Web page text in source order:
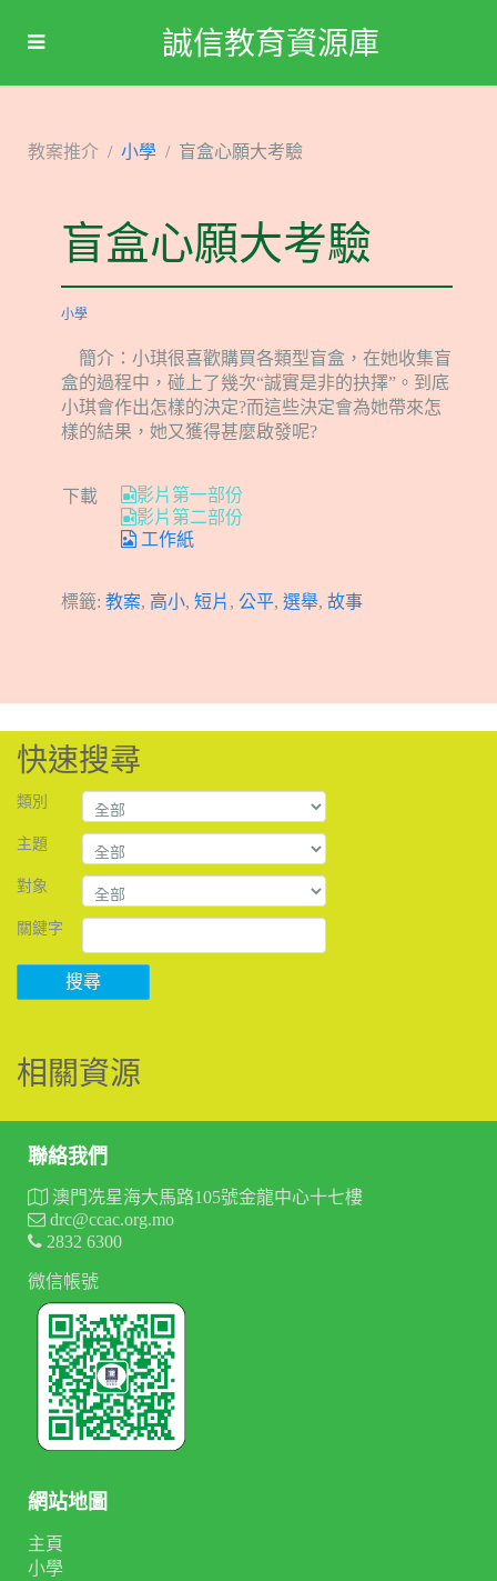
誠信教育資源庫
教案推介 小學 盲盒心願大考驗
盲盒心願大考驗
小學
簡介：小琪很喜歡購買各類型盲盒，在她收集盲
盒的過程中，碰上了幾次“誠實是非的抉擇”。到底
小琪會作出怎樣的決定?而這些決定會為她帶來怎
樣的結果，她又獲得甚麼啟發呢?
下載
影片第一部份
影片第二部份
工作紙
標籤: 教案, 高小, 短片 , 公平, 選舉, 故事
快速搜尋
類別
主題
對象
關鍵字
搜尋
相關資源
聯絡我們
澳門冼星海大馬路105號金龍中心十七樓
drc@ccac.org.mo
2832 6300
微信帳號
網站地圖
主頁
小學